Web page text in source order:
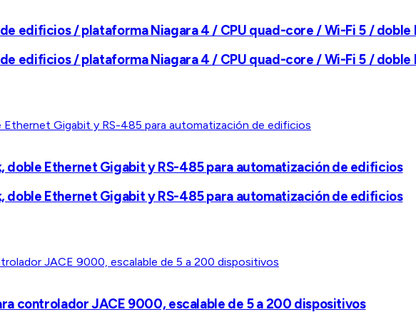
edificios / plataforma Niagara 4 / CPU quad-core / Wi-Fi 5 /
edificios / plataforma Niagara 4 / CPU quad-core / Wi-Fi 5 /
doble Ethernet Gigabit y RS-485 para automatización de edificios
doble Ethernet Gigabit y RS-485 para automatización de edificios
controlador JACE 9000, escalable de 5 a 200 dispositivos